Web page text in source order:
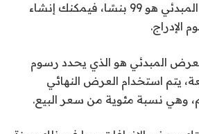
إذا كان سعر العنصر المبدئي هو 99 بنسًا، فيمكنك إنشاء
الإدراج.
المبدئي هو الذي يحدد رسوم
يتم استخدام العرض النهائي
وهي نسبة مئوية من سعر البيع.